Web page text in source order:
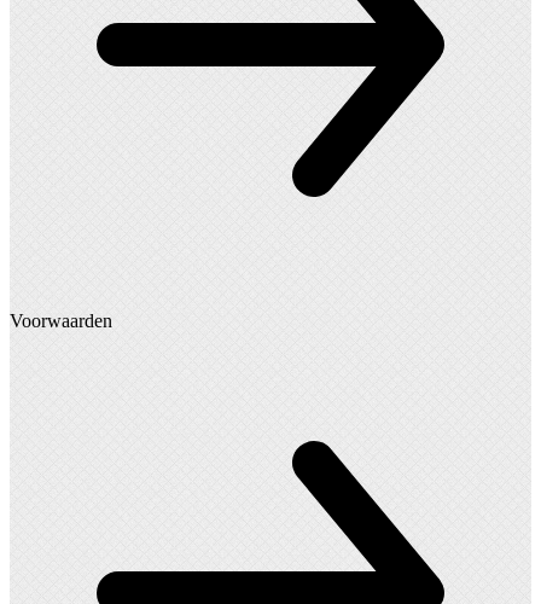
Voorwaarden